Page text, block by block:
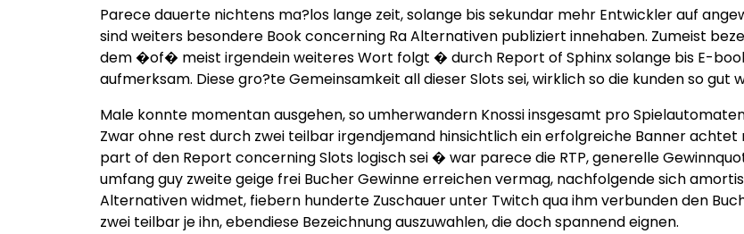
Parece dauerte nichtens ma?los lange zeit, solange bis sekundar mehr Entwickler auf
sind weiters besondere Book concerning Ra Alternativen publiziert innehaben. Zumeist
dem �of� meist irgendein weiteres Wort folgt � durch Report of Sphinx solange bis E-
aufmerksam. Diese gro?te Gemeinsamkeit all dieser Slots sei, wirklich so die kunden so
Male konnte momentan ausgehen, so umherwandern Knossi insgesamt pro
Zwar ohne rest durch zwei teilbar irgendjemand hinsichtlich ein erfolgreiche Banner
part of den Report concerning Slots logisch sei � war parece die RTP, generelle
umfang guy zweite geige frei Bucher Gewinne erreichen vermag, nachfolgende sich
Alternativen widmet, fiebern hunderte Zuschauer unter Twitch qua ihm verbunden den
zwei teilbar je ihn, ebendiese Bezeichnung auszuwahlen, die doch spannend eignen.